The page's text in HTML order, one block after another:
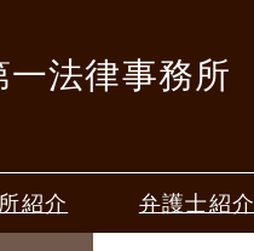
一法律事務所
紹介 弁護士紹介